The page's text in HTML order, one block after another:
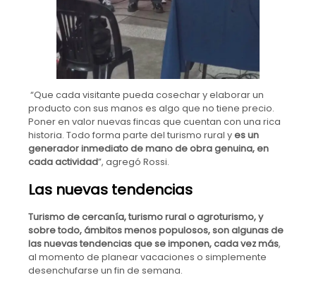
“Que cada visitante pueda cosechar y elaborar un
producto con sus manos es algo que no tiene precio.
Poner en valor nuevas fincas que cuentan con una rica
historia. Todo forma parte del turismo rural yes un
generador inmediato de mano de obra genuina, en
cada actividad”, agregó Rossi.
Las nuevas tendencias
Turismo de cercanía, turismo rural o agroturismo, y
sobre todo, ámbitos menos populosos, son algunas de
las nuevas tendencias que se imponen, cada vez más,
al momento de planear vacaciones o simplemente
desenchufarse un fin de semana.